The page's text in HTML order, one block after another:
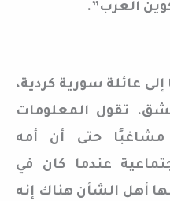
العرب”.
إلى عائلة سورية كردية،
تقول المعلومات
مشاغبًا حتى أن أمه
عندما كان في
أهل الشأن هناك إنه